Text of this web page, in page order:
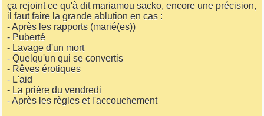
ça rejoint ce qu'à dit mariamou sacko, encore une précision,
il faut faire la grande ablution en cas :
- Après les rapports (marié(es))
- Puberté
- Lavage d'un mort
- Quelqu'un qui se convertis
- Rêves érotiques
- L'aid
- La prière du vendredi
- Après les règles et l'accouchement